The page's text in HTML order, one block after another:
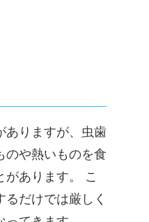
ありますが、虫歯
のや熱いものを食
あります。
こ
だけでは厳しく